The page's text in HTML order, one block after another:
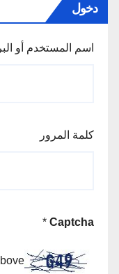
دخول
اسم المستخدم أو
كلمة المرور
Captcha
*